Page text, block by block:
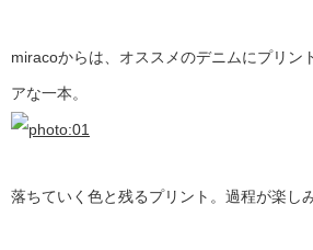
miracoからは、オススメのデニムにプリン
アな一本。
落ちていく色と残るプリント。過程が楽しみ